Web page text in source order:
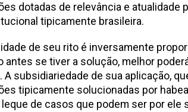
dotadas de relevância e atualidade
tipicamente brasileira.
de seu rito é inversamente
antes se tiver a solução, melhor
A subsidiariedade de sua aplicação,
tipicamente solucionadas por
leque de casos que podem ser por